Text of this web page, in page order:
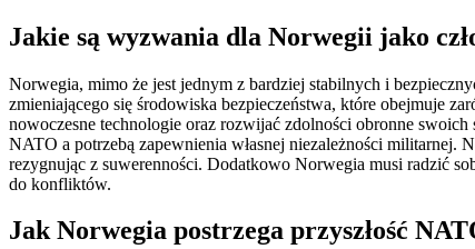
Jakie są wyzwania dla Norwegii jako
Norwegia, mimo że jest jednym z bardziej stabilnych i
zmieniającego się środowiska bezpieczeństwa, które obejmuje
nowoczesne technologie oraz rozwijać zdolności obronne
NATO a potrzebą zapewnienia własnej niezależności militarnej.
rezygnując z suwerenności. Dodatkowo Norwegia musi radzić
do konfliktów.
Jak Norwegia postrzega przyszłość